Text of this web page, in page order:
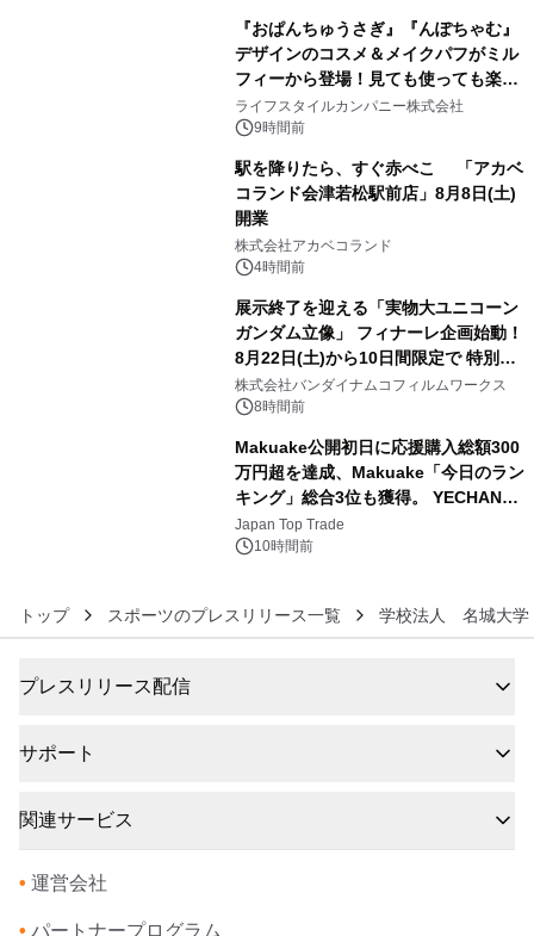
『おぱんちゅうさぎ』『んぽちゃむ』
デザインのコスメ＆メイクパフがミル
フィーから登場！見ても使っても楽し
い、ポップでキュートなコレクショ
ン。
ライフスタイルカンパニー株式会社
9時間前
駅を降りたら、すぐ赤べこ 「アカベ
コランド会津若松駅前店」8月8日(土)
開業
株式会社アカベコランド
4時間前
展示終了を迎える「実物大ユニコーン
ガンダム立像」 フィナーレ企画始動！
8月22日(土)から10日間限定で 特別映
像『UNICORN GUNDAM Statue ―
BEYOND POSSIBILITY ―』を上映！
株式会社バンダイナムコフィルムワークス
8時間前
Makuake公開初日に応援購入総額300
万円超を達成、Makuake「今日のラン
キング」総合3位も獲得。 YECHAN音
浴シンギングボウル第2弾の大型サイ
ズ（XL・2XL・3XL）を先行販売中
Japan Top Trade
10時間前
トップ スポーツのプレスリリース一覧 学校法人 名城大学
プレスリリース配信
サポート
関連サービス
• 運営会社
• パートナープログラム